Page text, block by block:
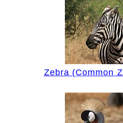
Zebra (Common